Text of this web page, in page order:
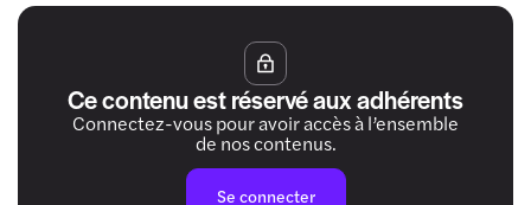
Ce contenu est réservé aux adhérents
Connectez-vous pour avoir accès à l’ensemble
de nos contenus.
Se connecter